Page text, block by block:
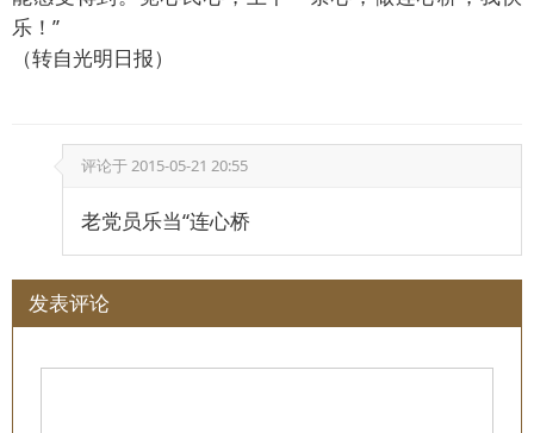
乐！”
（转自光明日报）
评论于2015-05-21 20:55
老党员乐当“连心桥
发表评论